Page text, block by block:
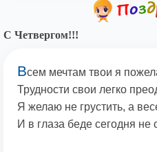
С Четвергом!!!
Всем мечтам твои я
Трудности свои легко
Я желаю не грустить, а
И в глаза беде сегодня не